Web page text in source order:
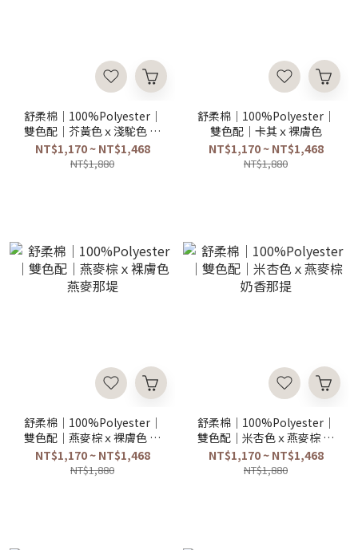
舒柔棉｜100%Polyester｜
雙色配｜芥黃色ｘ淺駝色 麥
香那提
NT$1,170 ~ NT$1,468
NT$1,880
舒柔棉｜100%Polyester｜
雙色配｜卡其ｘ裸膚色
NT$1,170 ~ NT$1,468
NT$1,880
舒柔棉｜100%Polyester｜
雙色配｜燕麥棕ｘ裸膚色 燕
麥那堤
NT$1,170 ~ NT$1,468
NT$1,880
舒柔棉｜100%Polyester｜
雙色配｜米杏色ｘ燕麥棕 奶
香那提
NT$1,170 ~ NT$1,468
NT$1,880